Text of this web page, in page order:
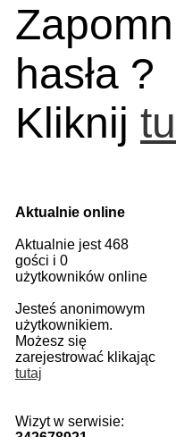
hasła ?
Kliknij
Aktualnie online
Aktualnie jest 468
gości i 0
użytkowników online
Jesteś anonimowym
użytkownikiem.
Możesz się
zarejestrować klikając
tutaj
Wizyt w serwisie: